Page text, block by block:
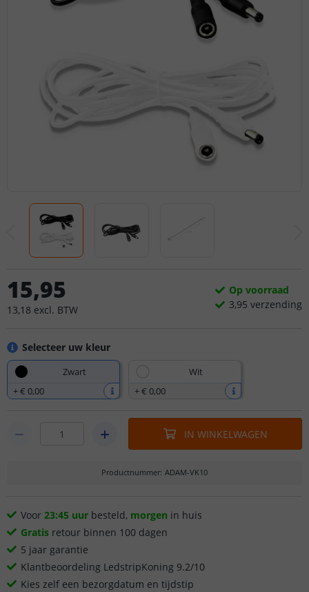
Selecteer uw kleur
Zwart
+€ 0,00
Wit
+€ 0,00
15,95
13,18 excl. BTW
Op voorraad
3,95 verzending
IN WINKELWAGEN
Productnummer: ADAM-VK10
Voor 23:45 uur besteld, morgen in huis
Gratis retour binnen 100 dagen
5 jaar garantie
Klantbeoordeling LedstripKoning 9.2/10
Kies zelf een bezorgdatum en tijdstip